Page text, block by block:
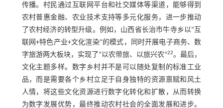
传播。村民通过互联网平台和社交媒体等渠道，能够得到
农村普惠金融、农业技术支持等多元化服务，进一步推动
了农村经济的转型升级。例如，山西省长治市牛寺乡以“互
联网+特色产业+文化渲染”的模式，同时开展电子商务、数
字旅游两大板块，实现了“以农带旅、以旅兴农”22。最后，
文化主题多样。数字乡村并不是可以随处复制的标准工业
品，而是需要各个乡村立足于自身独特的资源禀赋和风土
人情，将这些文化资源进行数字化转化和扩散，从而转换
为数字发展优势，最终推动农村社会的全面发展和进步。